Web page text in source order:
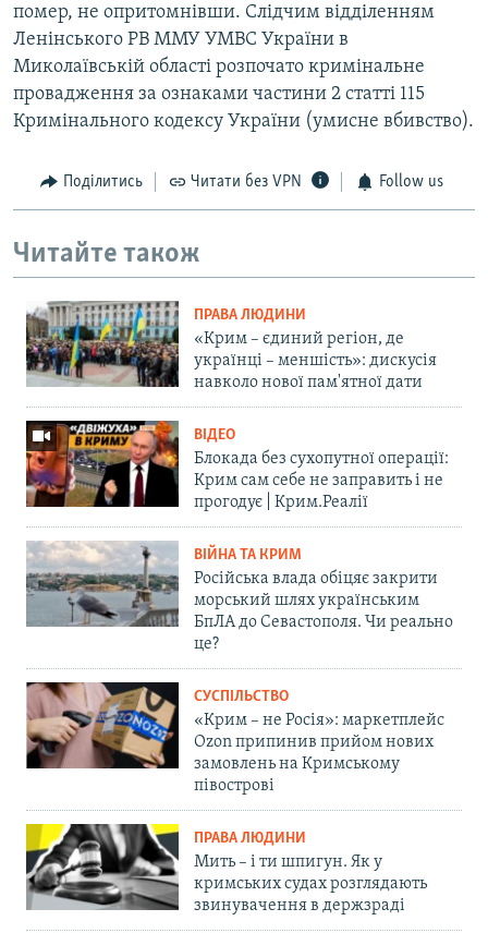
помер, не опритомнівши. Слідчим відділенням
Ленінського РВ ММУ УМВС України в
Миколаївській області розпочато кримінальне
провадження за ознаками частини 2 статті 115
Кримінального кодексу України (умисне вбивство).
Поділитись Читати без VPN Follow us
Читайте також
ПРАВА ЛЮДИНИ
«Крим – єдиний регіон, де
українці – меншість»: дискусія
навколо нової пам'ятної дати
ВІДЕО
Блокада без сухопутної операції:
Крим сам себе не заправить і не
прогодує | Крим.Реалії
ВІЙНА ТА КРИМ
Російська влада обіцяє закрити
морський шлях українським
БпЛА до Севастополя. Чи реально
це?
СУСПІЛЬСТВО
«Крим – не Росія»: маркетплейс
Ozon припинив прийом нових
замовлень на Кримському
півострові
ПРАВА ЛЮДИНИ
Мить – і ти шпигун. Як у
кримських судах розглядають
звинувачення в держзраді